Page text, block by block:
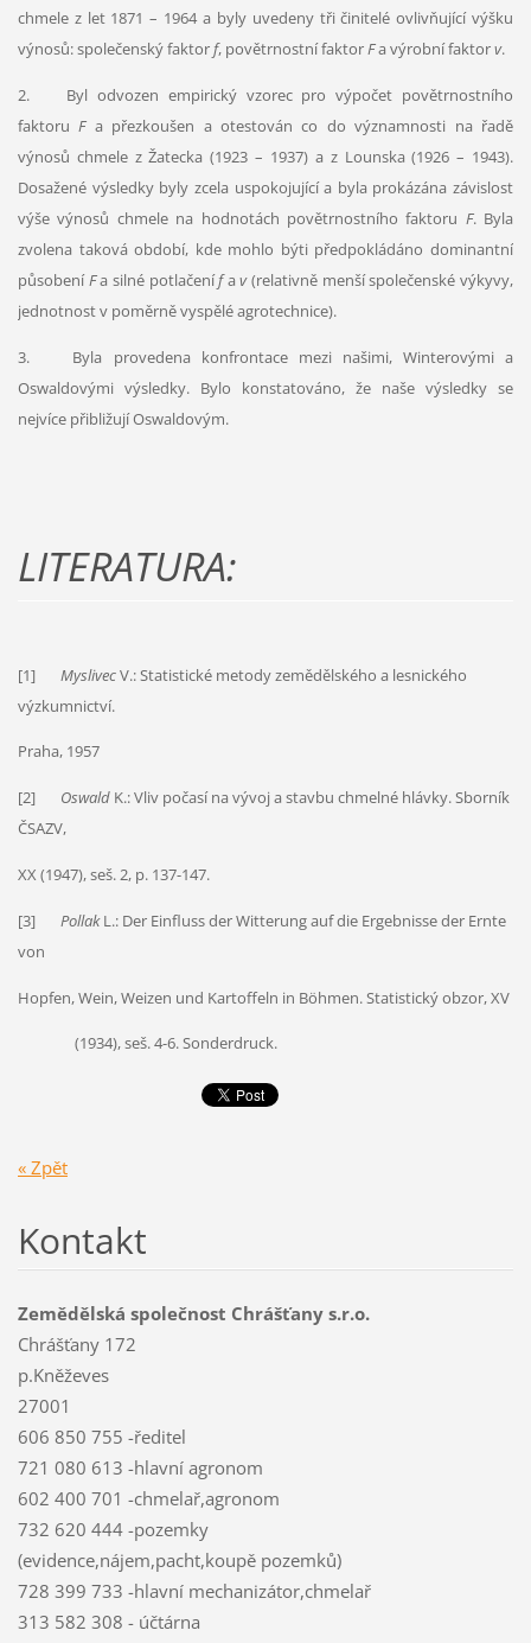
chmele z let 1871 – 1964 a byly uvedeny tři činitelé ovlivňující výšku
výnosů: společenský faktorf, povětrnostní faktorFa výrobní faktorv.
2. Byl odvozen empirický vzorec pro výpočet povětrnostního
faktoruFa přezkoušen a otestován co do významnosti na řadě
výnosů chmele z Žatecka (1923 – 1937) a z Lounska (1926 – 1943).
Dosažené výsledky byly zcela uspokojující a byla prokázána závislost
výše výnosů chmele na hodnotách povětrnostního faktoru F. Byla
zvolena taková období, kde mohlo býti předpokládáno dominantní
působeníFa silné potlačenífav(relativně menší společenské výkyvy,
jednotnost v poměrně vyspělé agrotechnice).
3. Byla provedena konfrontace mezi našimi, Winterovými a
Oswaldovými výsledky. Bylo konstatováno, že naše výsledky se
nejvíce přibližují Oswaldovým.
LITERATURA:
[1] MyslivecV.: Statistické metody zemědělského a lesnického
výzkumnictví.
Praha, 1957
[2] OswaldK.: Vliv počasí na vývoj a stavbu chmelné hlávky. Sborník
ČSAZV,
XX (1947), seš. 2, p. 137-147.
[3] PollakL.: Der Einfluss der Witterung auf die Ergebnisse der Ernte
von
Hopfen, Wein, Weizen und Kartoffeln in Böhmen. Statistický obzor, XV
(1934), seš. 4-6. Sonderdruck.
« Zpět
Kontakt
Zemědělská společnost Chrášťany s.r.o.
Chrášťany 172
p.Kněževes
27001
606 850 755 -ředitel
721 080 613 -hlavní agronom
602 400 701 -chmelař,agronom
732 620 444 -pozemky
(evidence,nájem,pacht,koupě pozemků)
728 399 733 -hlavní mechanizátor,chmelař
313 582 308 - účtárna